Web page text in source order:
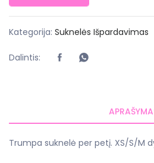
Kategorija: Suknelės Išpardavimas
Dalintis:
Trumpa suknelė per petį. XS/S/M